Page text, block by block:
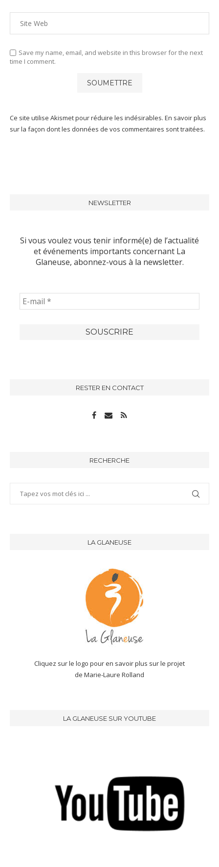
Save my name, email, and website in this browser for the next
time I comment.
Ce site utilise Akismet pour réduire les indésirables. En savoir plus
sur la façon dont les données de vos commentaires sont traitées.
NEWSLETTER
Si vous voulez vous tenir informé(e) de l’actualité
et événements importants concernant La
Glaneuse, abonnez-vous à la newsletter.
RESTER EN CONTACT
RECHERCHE
LA GLANEUSE
Cliquez sur le logo pour en savoir plus sur le projet
de Marie-Laure Rolland
LA GLANEUSE SUR YOUTUBE